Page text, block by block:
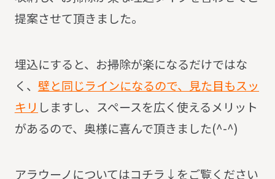
提案させて頂きました。
埋込にすると、お掃除が楽になるだけではな
く、 壁と同じラインになるので、見た目もスッ
キリ しますし、スペースを広く使えるメリット
があるので、奥様に喜んで頂きました(^-^)
アラウーノについてはコチラ↓をご覧ください